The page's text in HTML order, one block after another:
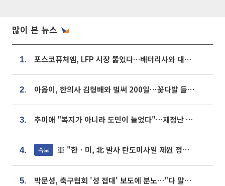
많이 본 뉴스
1. 포스코퓨처엠, LFP 시장 뚫었다…배터리사와 대규모 장기 공급 합의
2. 아옳이, 한의사 김형배와 벌써 200일⋯꽃다발 들고 "프러포즈 아냐"
3. 추미애 "복지가 아니라 도민이 늘었다"…재정난 책임론 정면돌파
4. 속보 軍 "한ㆍ미, 北 발사 탄도미사일 제원 정밀분석 중"
5. 박문성, 축구협회 '성 접대' 보도에 분노…"다 말아먹으려고 작정했나"